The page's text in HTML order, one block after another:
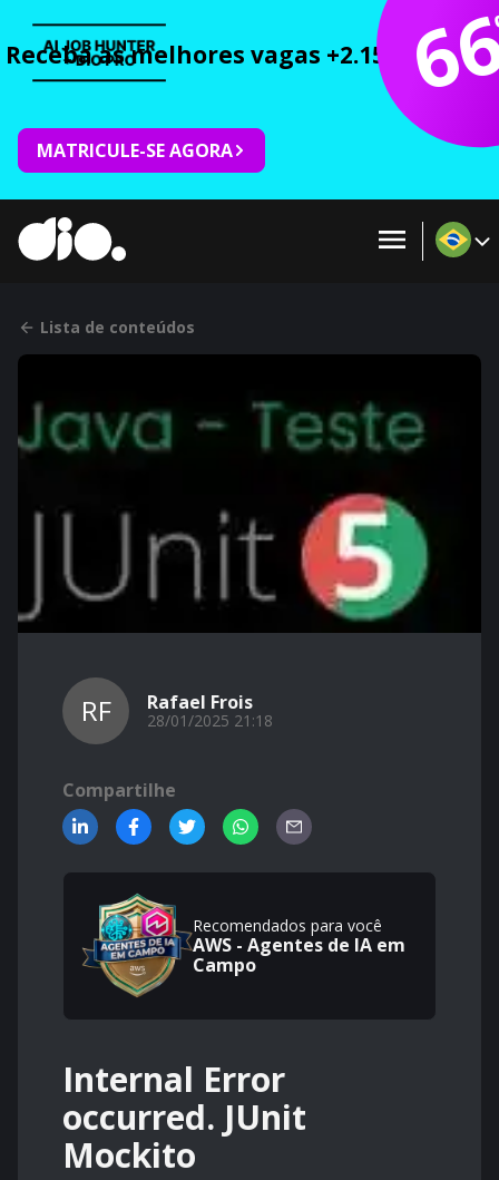
Receba as melhores vagas +2.150 cursos
MATRICULE-SE AGORA
Lista de conteúdos
RF Rafael Frois
28/01/2025 21:18
Compartilhe
Recomendados para você
AWS - Agentes de IA em
Campo
Internal Error
occurred. JUnit
Mockito